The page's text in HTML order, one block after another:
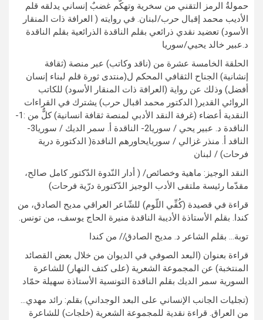
حمولةُ الرمز التقني من سخرية وتهكّم غضبٌ إنساني يدلقه قلم
الأديب محمد إقبال حرب/لبنان. في روايته ( العرافة ذات المنقار
الأسود) تعضيد نقدي ذرائعي بقلم الناقدة الذرائعية بقلم الناقدة
د.عبير خالد يحيي/سوريا
الحلقة الخامسة عشرة من (ناقد وكاتب) عبر منصة (ثقافة
إنشانية) الجناح الثقافي المحكم ل(منتدى ثورة قلم لبناء إنسان
أفضل) وذلك عن رواية (العرافة ذات المنقار الأسود) للكاتب
الروائي القدير( الدكتور محمد اقبال حرب) يشترك في القراءات
النقدية أعضاء (غرفة النقد الأدبي لمنصة ثقافة انسانية) كلٌّ من :1-
الناقدة د. عبير يحي / سوريا2- الناقدة أ. سمر الديك / سوريا3-
الناقد أ. منذر غزالي / سوريايحاورهم الناقدة( الدكتورة درية
فرحات) / لبنان
النقد الوجيز: ماهية وخصائص/ ( أدار النّدوة الدّكتور كامل صالح،
مقدّما رئيسة ملتقى الأدب الوجيز الدّكتورة درّية فرحات)
قراءة في قصيدة (كُفِّي اللّوم) للشّاعر العراقي مديح الصادق، من
كندا. بقلم الأستاذة الأديبة الناقدة منيرة الحاج يوسف، من تونس.
توبة… بقلم الشاعر د. مديح الصادق// من كندا
قراءة بعنوان (البعد الصوفي في الديوان من خلال بعض القصائد
المنتخبة) عن المجموعة الشعرية (على كتف النهار) للشاعرة
السورية سمر الديك بقلم الناقدة التونسية الأستاذة سهيلة حمّاد
(تجليات الجانب الإنساني على البعد الوجداني) بقلم: رائد مهدي…
من العراق. قراءة نقدية للمجموعة الشعرية (خلجات) للشاعرة